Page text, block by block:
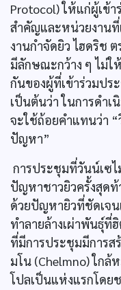
Protocol) ให้แก่ผู้เข้
สำคัญและหน่วยงานที่
งานกำจัดยิว ไฮดริช
มีลักษณะกว้าง ๆ ไม่ใ
กันของผู้ที่เข้าร่วมปร
เป็นต้นว่า ในการดำเ
จะใช้ถ้อยคำแทนว่า
ปัญหา”
การประชุมที่วันน์เซ
ปัญหาชาวยิวครั้งสุดท้
ด้วยปัญหายิวที่ชัดเจน
ทำลายล้างเผ่าพันธุ์ที่
ที่มีการประชุมมีการส
มโน (Chelmno) ใกล้
โปลเป็นแห่งแรกโดย